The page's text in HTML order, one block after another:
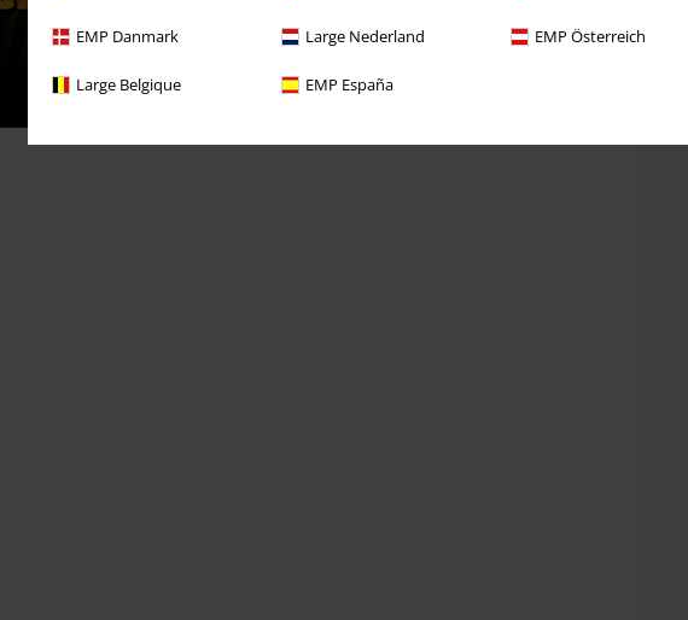
EMP Danmark Large Nederland EMP Österreich
Large Belgique EMP España